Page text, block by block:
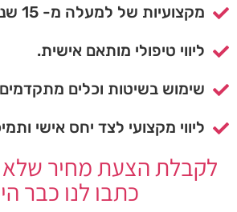
מקצועיות של למעלה מ- 15 שנה.
ליווי טיפולי מותאם אישית.
שימוש בשיטות וכלים
ליווי מקצועי לצד יחס אישי
לקבלת הצעת מחיר שלא
כתבו לנו כבר